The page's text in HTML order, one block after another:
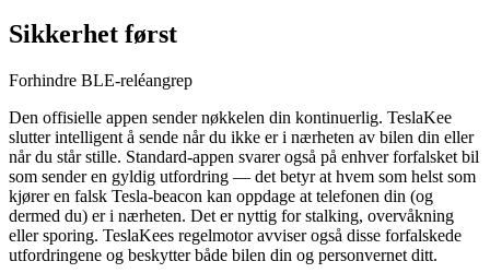
Sikkerhet først
Forhindre BLE-reléangrep
Den offisielle appen sender nøkkelen din kontinuerlig. TeslaKee
slutter intelligent å sende når du ikke er i nærheten av bilen din eller
når du står stille. Standard-appen svarer også på enhver forfalsket bil
som sender en gyldig utfordring — det betyr at hvem som helst som
kjører en falsk Tesla-beacon kan oppdage at telefonen din (og
dermed du) er i nærheten. Det er nyttig for stalking, overvåkning
eller sporing. TeslaKees regelmotor avviser også disse forfalskede
utfordringene og beskytter både bilen din og personvernet ditt.